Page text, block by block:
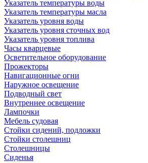
Указатель температуры воды
Указатель температуры масла
Указатель уровня воды
Указатель уровня сточных вод
Указатель уровня топлива
Часы кварцевые
Осветительное оборудование
Прожекторы
Навигационные огни
Наружное освещение
Подводный свет
Внутреннее освещение
Лампочки
Мебель судовая
Стойки сидений, подложки
Стойки столешниц
Столешницы
Сиденья